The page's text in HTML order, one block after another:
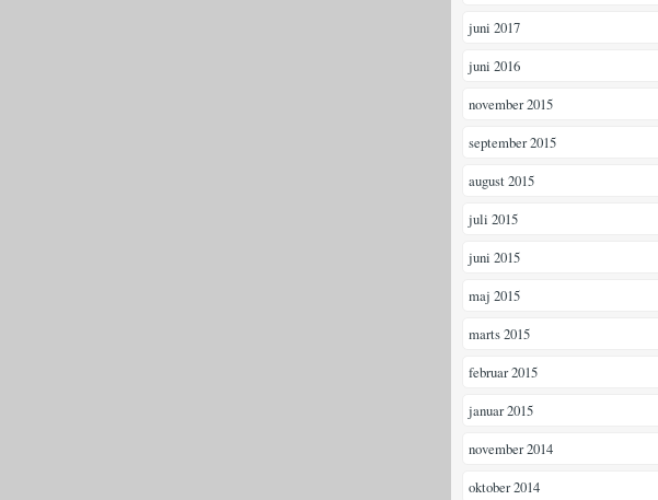
juni 2017
juni 2016
november 2015
september 2015
august 2015
juli 2015
juni 2015
maj 2015
marts 2015
februar 2015
januar 2015
november 2014
oktober 2014